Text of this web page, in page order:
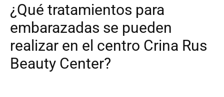
¿Qué tratamientos para
embarazadas se pueden
realizar en el centro Crina Rus
Beauty Center?